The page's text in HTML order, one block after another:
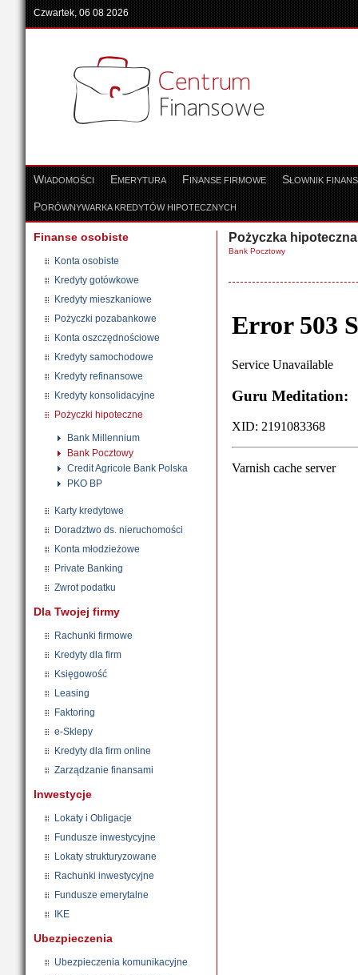
Czwartek, 06 08 2026
WIADOMOŚCI EMERYTURA FINANSE FIRMOWE SŁOWNIK
PORÓWNYWARKA KREDYTÓW HIPOTECZNYCH
Finanse osobiste
Konta osobiste
Kredyty gotówkowe
Kredyty mieszkaniowe
Pożyczki pozabankowe
Konta oszczędnościowe
Kredyty samochodowe
Kredyty refinansowe
Kredyty konsolidacyjne
Pożyczki hipoteczne
Bank Millennium
Bank Pocztowy
Credit Agricole Bank Polska
PKO BP
Karty kredytowe
Doradztwo ds. nieruchomości
Konta młodzieżowe
Private Banking
Zwrot podatku
Dla Twojej firmy
Rachunki firmowe
Kredyty dla firm
Księgowość
Leasing
Faktoring
e-Sklepy
Kredyty dla firm online
Zarządzanie finansami
Inwestycje
Lokaty i Obligacje
Fundusze inwestycyjne
Lokaty strukturyzowane
Rachunki inwestycyjne
Fundusze emerytalne
IKE
Ubezpieczenia
Ubezpieczenia komunikacyjne
Pożyczka hipoteczna
Bank Pocztowy